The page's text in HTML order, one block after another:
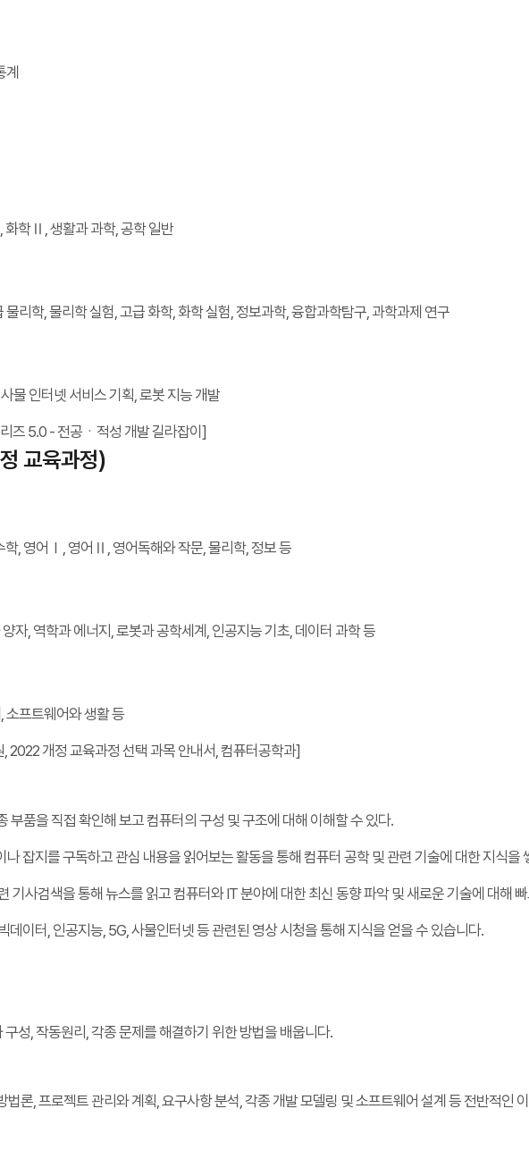
학Ⅱ, 생활과 과학, 공학 일반
, 물리학 실험, 고급 화학, 화학 실험, 정보과학, 융합과학탐구, 과학과제 연구
물 인터넷 서비스 기획, 로봇 지능 개발
즈 5.0 - 전공ㆍ적성 개발 길라잡이]
교육과정)
, 영어Ⅰ, 영어Ⅱ, 영어독해와 작문, 물리학, 정보 등
자, 역학과 에너지, 로봇과 공학세계, 인공지능 기초, 데이터 과학 등
소프트웨어와 생활 등
2022 개정 교육과정 선택 과목 안내서, 컴퓨터공학과]
부품을 직접 확인해 보고 컴퓨터의 구성 및 구조에 대해 이해할 수 있다.
잡지를 구독하고 관심 내용을 읽어보는 활동을 통해 컴퓨터 공학 및 관련 기술에 대한 지식을
기사검색을 통해 뉴스를 읽고 컴퓨터와 IT 분야에 대한 최신 동향 파악 및 새로운 기술에 대해
데이터, 인공지능, 5G, 사물인터넷 등 관련된 영상 시청을 통해 지식을 얻을 수 있습니다.
성, 작동원리, 각종 문제를 해결하기 위한 방법을 배웁니다.
론, 프로젝트 관리와 계획, 요구사항 분석, 각종 개발 모델링 및 소프트웨어 설계 등 전반적인